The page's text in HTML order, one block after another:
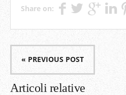
Share on:
« PREVIOUS POST
Articoli relative